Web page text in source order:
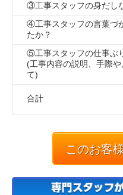
③工事スタッフの身だし
④工事スタッフの言葉づ
たか？
⑤工事スタッフの仕事ぶ
(工事内容の説明、手際
て)
合計
このお客